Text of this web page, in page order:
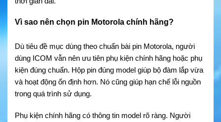
Vì sao nên chọn pin Motorola chính hãng?
Dù tiêu đề mục dùng theo chuẩn bài pin Motorola, người
dùng ICOM vẫn nên ưu tiên phụ kiện chính hãng hoặc phụ
kiện đúng chuẩn. Hộp pin đúng model giúp bộ đàm lắp vừa
và hoạt động ổn định hơn. Nó cũng giúp hạn chế lỗi nguồn
trong quá trình sử dụng.
Phụ kiện chính hãng có thông tin model rõ ràng. Người